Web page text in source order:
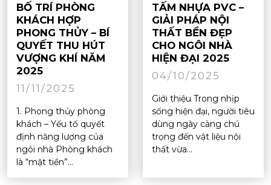
BỐ TRÍ PHÒNG
KHÁCH HỢP
PHONG THỦY – BÍ
QUYẾT THU HÚT
VƯỢNG KHÍ NĂM
2025
11/11/2025
1. Phong thủy phòng
khách – Yếu tố quyết
định năng lượng của
ngôi nhà Phòng khách
là “mặt tiền”...
TẤM NHỰA PVC –
GIẢI PHÁP NỘI
THẤT BỀN ĐẸP
CHO NGÔI NHÀ
HIỆN ĐẠI 2025
04/10/2025
Giới thiệu Trong nhịp
sống hiện đại, người tiêu
dùng ngày càng chú
trọng đến vật liệu nội
thất vừa...